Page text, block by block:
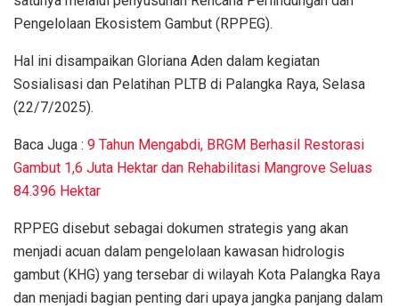
Pengelolaan Ekosistem Gambut (RPPEG).
Hal ini disampaikan Gloriana Aden dalam kegiatan
Sosialisasi dan Pelatihan PLTB di Palangka Raya, Selasa
(22/7/2025).
Baca Juga : 9 Tahun Mengabdi, BRGM Berhasil Restorasi
Gambut 1,6 Juta Hektar dan Rehabilitasi Mangrove Seluas
84.396 Hektar
RPPEG disebut sebagai dokumen strategis yang akan
menjadi acuan dalam pengelolaan kawasan hidrologis
gambut (KHG) yang tersebar di wilayah Kota Palangka Raya
dan menjadi bagian penting dari upaya jangka panjang dalam